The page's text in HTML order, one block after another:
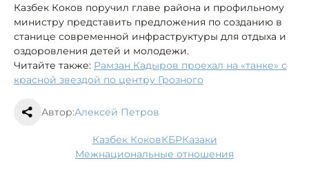
Казбек Коков поручил главе района и профильному
министру представить предложения по созданию в
станице современной инфраструктуры для отдыха и
оздоровления детей и молодежи.
Читайте также: Рамзан Кадыров проехал на «танке» с
красной звездой по центру Грозного
Автор:Алексей Петров
Казбек Коков КБР казаки
межнациональные отношения